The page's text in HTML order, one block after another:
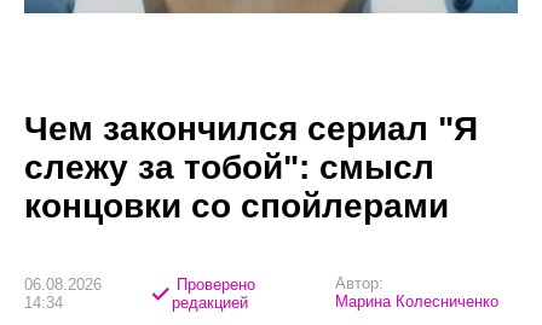
Чем закончился сериал "Я
слежу за тобой": смысл
концовки со спойлерами
06.08.2026
14:34
Проверено
редакцией
Автор:
Марина Колесниченко